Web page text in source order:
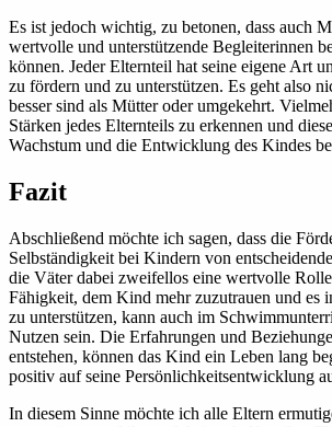
Es ist jedoch wichtig, zu betonen, dass auch
wertvolle und unterstützende Begleiterinnen
können. Jeder Elternteil hat seine eigene Art
zu fördern und zu unterstützen. Es geht also
besser sind als Mütter oder umgekehrt.
Stärken jedes Elternteils zu erkennen und
Wachstum und die Entwicklung des Kindes
Fazit
Abschließend möchte ich sagen, dass die
Selbständigkeit bei Kindern von
die Väter dabei zweifellos eine wertvolle
Fähigkeit, dem Kind mehr zuzutrauen und es
zu unterstützen, kann auch im
Nutzen sein. Die Erfahrungen und
entstehen, können das Kind ein Leben lang
positiv auf seine Persönlichkeitsentwicklung
In diesem Sinne möchte ich alle Eltern